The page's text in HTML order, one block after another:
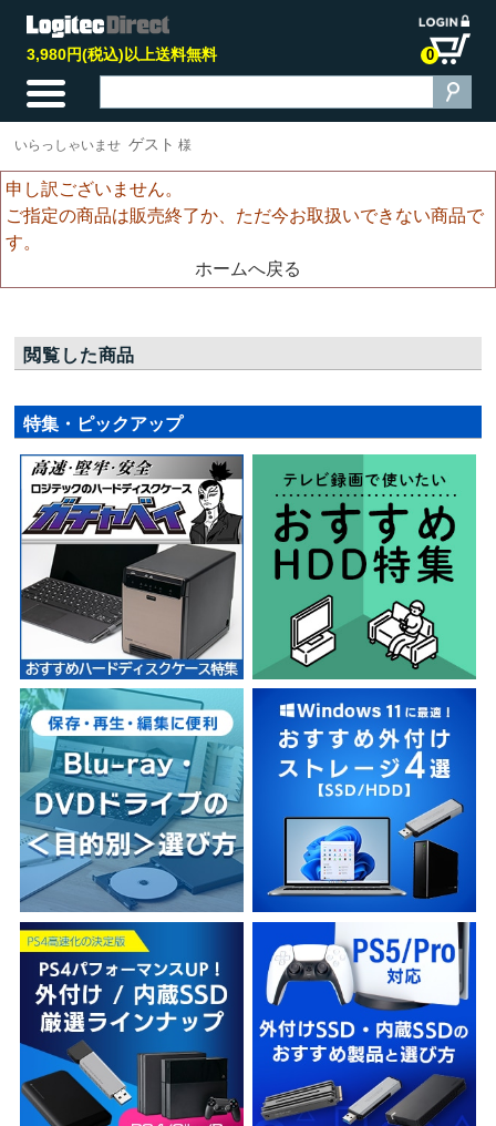
3,980円(税込)以上送料無料 0
いらっしゃいませ ゲスト 様
申し訳ございません。
ご指定の商品は販売終了か、ただ今お取扱いできない商品で
す。
ホームへ戻る
閲覧した商品
特集・ピックアップ